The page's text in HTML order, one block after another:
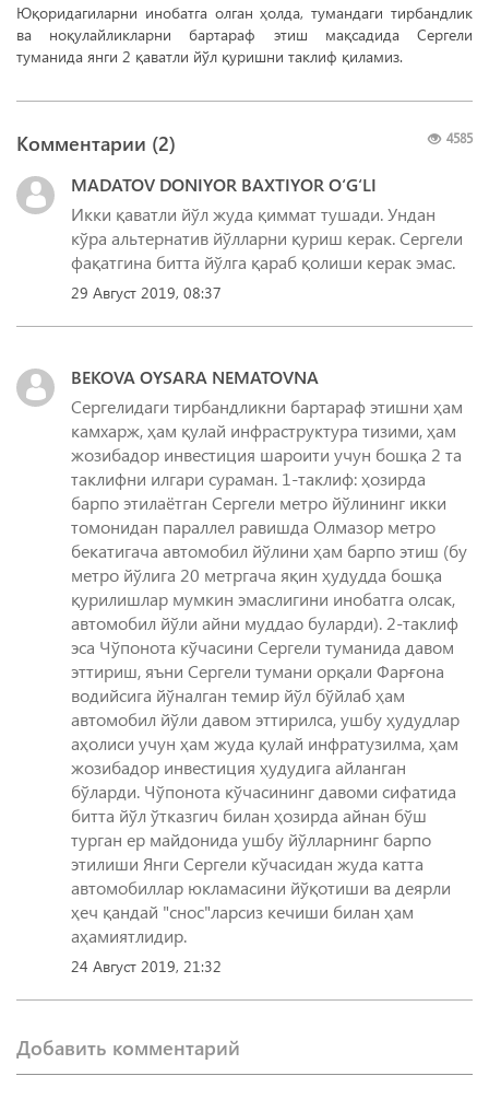
Юқоридагиларни инобатга олган ҳолда, тумандаги тирбандлик
ва ноқулайликларни бартараф этиш мақсадида Сергели
туманида янги 2 қаватли йўл қуришни таклиф қиламиз.
4585
Комментарии (2)
MADATOV DONIYOR BAXTIYOR O‘G‘LI
Икки қаватли йўл жуда қиммат тушади. Ундан
кўра альтернатив йўлларни қуриш керак. Сергели
фақатгина битта йўлга қараб қолиши керак эмас.
29 Август 2019, 08:37
BEKOVA OYSARA NEMATOVNA
Сергелидаги тирбандликни бартараф этишни ҳам
камхарж, ҳам қулай инфраструктура тизими, ҳам
жозибадор инвестиция шароити учун бошқа 2 та
таклифни илгари сураман. 1-таклиф: ҳозирда
барпо этилаётган Сергели метро йўлининг икки
томонидан параллел равишда Олмазор метро
бекатигача автомобил йўлини ҳам барпо этиш (бу
метро йўлига 20 метргача яқин ҳудудда бошқа
қурилишлар мумкин эмаслигини инобатга олсак,
автомобил йўли айни муддао буларди). 2-таклиф
эса Чўпонота кўчасини Сергели туманида давом
эттириш, яъни Сергели тумани орқали Фарғона
водийсига йўналган темир йўл бўйлаб ҳам
автомобил йўли давом эттирилса, ушбу ҳудудлар
аҳолиси учун ҳам жуда қулай инфратузилма, ҳам
жозибадор инвестиция ҳудудига айланган
бўларди. Чўпонота кўчасининг давоми сифатида
битта йўл ўтказгич билан ҳозирда айнан бўш
турган ер майдонида ушбу йўлларнинг барпо
этилиши Янги Сергели кўчасидан жуда катта
автомобиллар юкламасини йўқотиши ва деярли
ҳеч қандай "снос"ларсиз кечиши билан ҳам
аҳамиятлидир.
24 Август 2019, 21:32
Добавить комментарий